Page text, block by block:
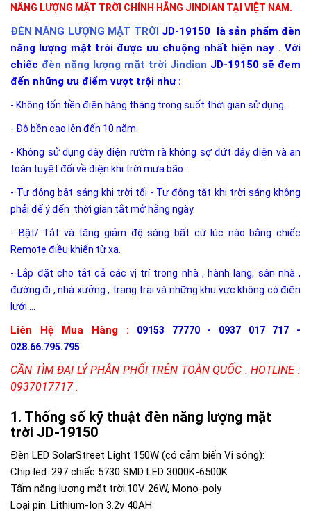
NĂNG LƯỢNG MẶT TRỜI CHÍNH HÃNG JINDIAN TẠI VIỆT NAM.
ĐÈN NĂNG LƯỢNG MẶT TRỜI JD-19150 là sản phẩm đèn
năng lượng mặt trời được ưu chuộng nhất hiện nay . Với
chiếc đèn năng lượng mặt trời Jindian JD-19150 sẽ đem
đến những ưu điểm vượt trội như :
- Không tốn tiền điện hàng tháng trong suốt thời gian sử dụng.
- Độ bền cao lên đến 10 năm.
- Không sử dụng dây điện rườm rà không sợ đứt dây điện và an
toàn tuyệt đối về điện khi trời mưa bão.
- Tự động bật sáng khi trời tối - Tự động tắt khi trời sáng không
phải để ý đến thời gian tắt mở hằng ngày.
- Bật/ Tắt và tăng giảm độ sáng bất cứ lúc nào bằng chiếc
Remote điều khiển từ xa.
- Lắp đặt cho tắt cả các vị trí trong nhà , hành lang, sân nhà ,
đường đi , nhà xưởng , trang trại và những khu vực không có điện
lưới ...
Liên Hệ Mua Hàng :
09153 77770 - 0937 017 717 -
028.66.795.795
CẦN TÌM ĐẠI LÝ PHÂN PHỐI TRÊN TOÀN QUỐC . HOTLINE :
0937017717 .
Thống số kỹ thuật đèn năng lượng mặt
trời JD-19150
Đèn LED SolarStreet Light 150W (có cảm biến Vi sóng):
Chip led: 297 chiếc 5730 SMD LED 3000K-6500K
Tấm năng lượng mặt trời:10V 26W, Mono-poly
Loại pin: Lithium-Ion 3.2v 40AH